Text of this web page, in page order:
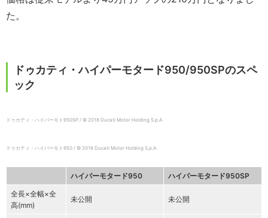
た。
ドゥカティ・ハイパーモタード950/950SPのスペ
ック
ドゥカティ・ハイパーモト950SP / © 2018 Ducati Motor Holding S.p.A
ドゥカティ・ハイパーモト950 / © 2018 Ducati Motor Holding S.p.A
ハイパーモタード950
ハイパーモタード950SP
全長×全幅×全
高(mm)
未公開 未公開